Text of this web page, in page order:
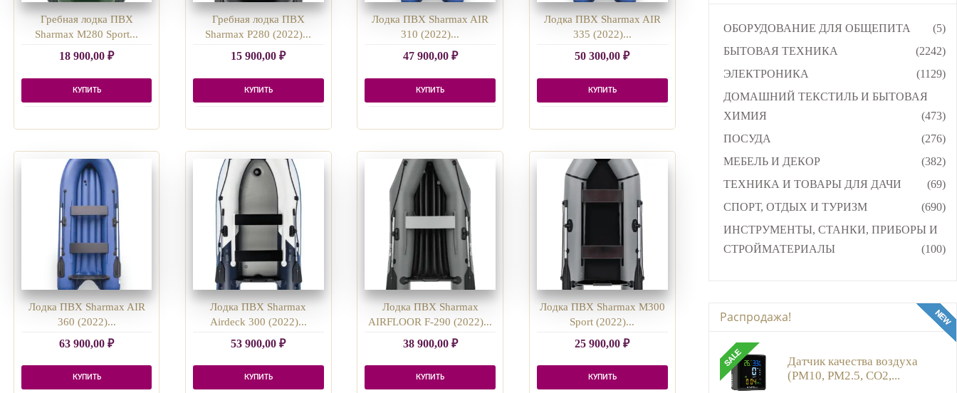
Гребная лодка ПВХ
Sharmax M280 Sport...
18 900,00₽
КУПИТЬ
Гребная лодка ПВХ
Sharmax P280 (2022)...
15 900,00₽
КУПИТЬ
Лодка ПВХ Sharmax AIR
310 (2022)...
47 900,00 ₽
КУПИТЬ
Лодка ПВХ Sharmax AIR
335 (2022)...
50 300,00₽
КУПИТЬ
Лодка ПВХ Sharmax AIR
360 (2022)...
63 900,00₽
КУПИТЬ
Лодка ПВХ Sharmax
Airdeck 300 (2022)...
53 900,00₽
КУПИТЬ
Лодка ПВХ Sharmax
AIRFLOOR F-290 (2022)...
38 900,00 ₽
КУПИТЬ
Лодка ПВХ Sharmax M300
Sport (2022)...
25 900,00₽
КУПИТЬ
ОБОРУДОВАНИЕ ДЛЯ ОБЩЕПИТА
(5)
БЫТОВАЯ ТЕХНИКА
(2242)
ЭЛЕКТРОНИКА
(1129)
ДОМАШНИЙ ТЕКСТИЛЬ И БЫТОВАЯ
ХИМИЯ
(473)
ПОСУДА
(276)
МЕБЕЛЬ И ДЕКОР
(382)
ТЕХНИКА И ТОВАРЫ ДЛЯ ДАЧИ
(69)
СПОРТ, ОТДЫХ И ТУРИЗМ
(690)
ИНСТРУМЕНТЫ, СТАНКИ, ПРИБОРЫ И
СТРОЙМАТЕРИАЛЫ
(100)
Распродажа!
Датчик качества воздуха
(PM10, PM2.5, CO2,...